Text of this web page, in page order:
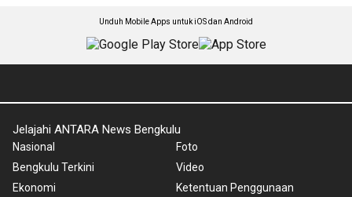
Unduh Mobile Apps untuk iOS dan Android
Jelajahi ANTARA News Bengkulu
Nasional
Bengkulu Terkini
Ekonomi
Foto
Video
Ketentuan Penggunaan